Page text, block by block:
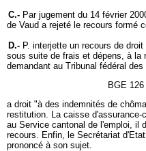
C.- Par jugement du 14 février
de Vaud a rejeté le recours formé
D.- P. interjette un recours de
sous suite de frais et dépens, à la
demandant au Tribunal fédéral des
BGE
a droit "à des indemnités de
restitution. La caisse
au Service cantonal de l'emploi, il
recours. Enfin, le Secrétariat
prononcé à son sujet.